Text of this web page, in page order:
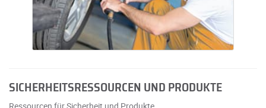
SICHERHEITSRESSOURCEN UND PRODUKTE